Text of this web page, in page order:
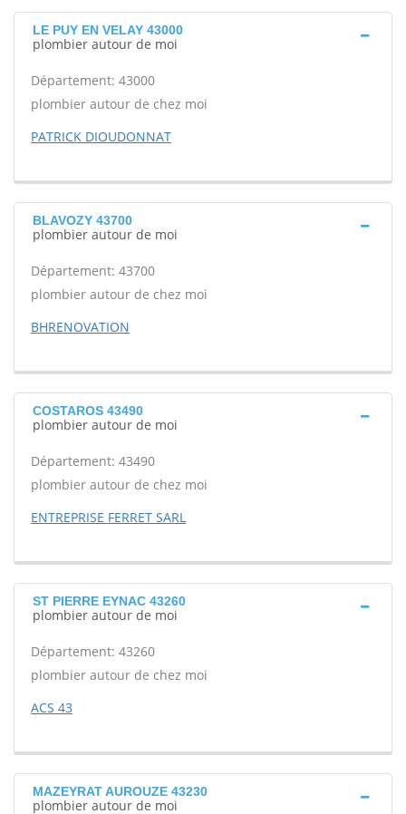
LE PUY EN VELAY 43000
plombier autour de moi
Département: 43000
plombier autour de chez moi
PATRICK DIOUDONNAT
BLAVOZY 43700
plombier autour de moi
Département: 43700
plombier autour de chez moi
BHRENOVATION
COSTAROS 43490
plombier autour de moi
Département: 43490
plombier autour de chez moi
ENTREPRISE FERRET SARL
ST PIERRE EYNAC 43260
plombier autour de moi
Département: 43260
plombier autour de chez moi
ACS 43
MAZEYRAT AUROUZE 43230
plombier autour de moi